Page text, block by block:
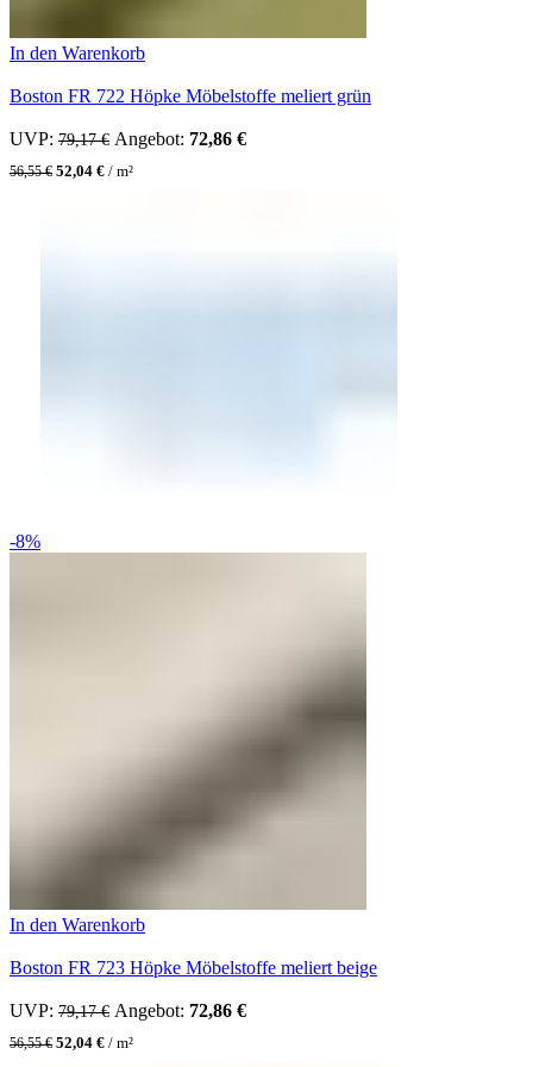
In den Warenkorb
Boston FR 722 Höpke Möbelstoffe meliert grün
UVP: 79,17€ Ursprünglicher Preis war: 79,17 €
Angebot: 72,86 €
56,55€ 52,04 € / m²
-8%
In den Warenkorb
Boston FR 723 Höpke Möbelstoffe meliert beige
UVP: 79,17€ Ursprünglicher Preis war: 79,17 €
Angebot: 72,86 €
56,55€ 52,04 € / m²